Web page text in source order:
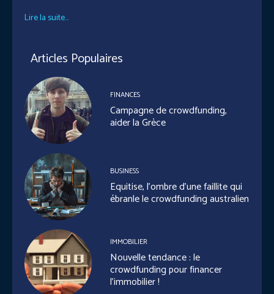
Lire la suite...
Articles Populaires
FINANCES
Campagne de crowdfunding,
aider la Grèce
BUSINESS
Equitise, l’ombre d’une faillite qui
ébranle le crowdfunding australien
IMMOBILIER
Nouvelle tendance : le
crowdfunding pour financer
l’immobilier !